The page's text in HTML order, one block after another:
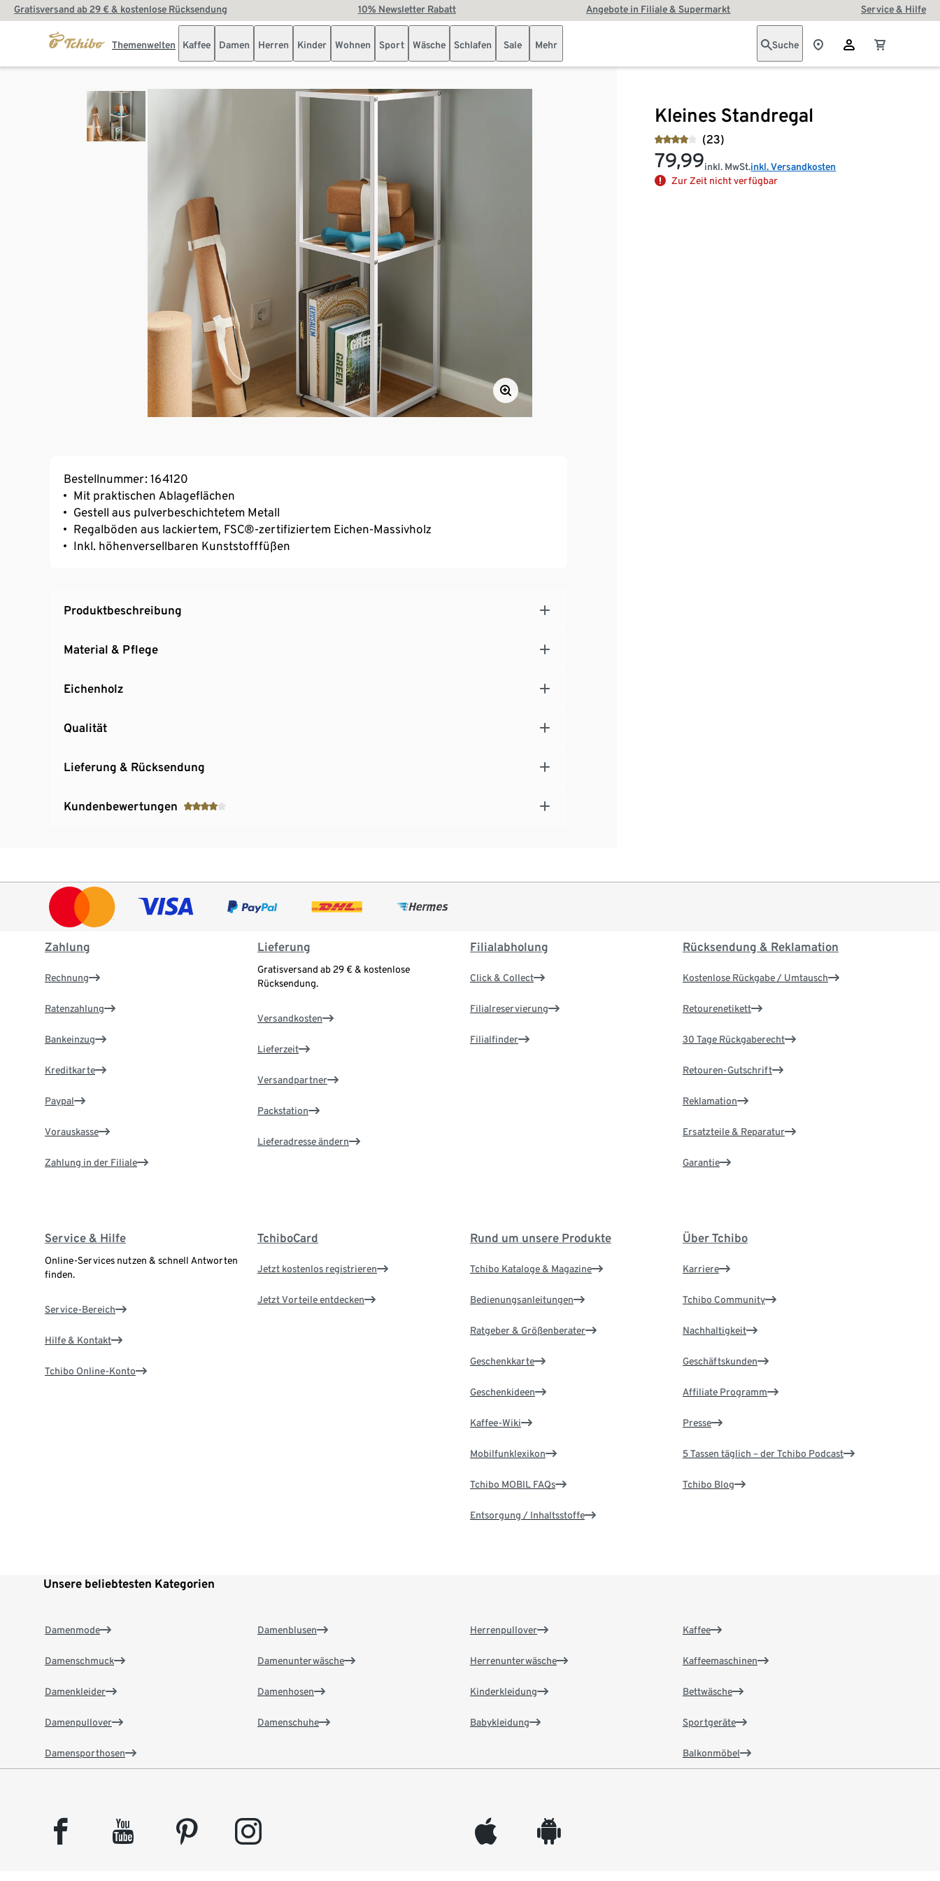
Gratisversand ab 29 € & kostenlose Rücksendung 10% Newsletter Rabatt Angebote in Filiale & Supermarkt Service & Hilfe
Themenwelten Kaffee Damen Herren Kinder Wohnen Sport Wäsche Schlafen Sale Mehr Suche
Kleines Standregal
(23)
79,99inkl. MwSt.inkl. Versandkosten
Zur Zeit nicht verfügbar
Bestellnummer: 164120
Mit praktischen Ablageflächen
Gestell aus pulverbeschichtetem Metall
Regalböden aus lackiertem, FSC®-zertifiziertem Eichen-Massivholz
Inkl. höhenversellbaren Kunststofffüßen
Produktbeschreibung
Material & Pflege
Eichenholz
Qualität
Lieferung & Rücksendung
Kundenbewertungen
Zahlung
Rechnung
Ratenzahlung
Bankeinzug
Kreditkarte
Paypal
Vorauskasse
Zahlung in der Filiale
Lieferung
Gratisversand ab 29 € & kostenlose
Rücksendung.
Versandkosten
Lieferzeit
Versandpartner
Packstation
Lieferadresse ändern
Filialabholung
Click & Collect
Filialreservierung
Filialfinder
Rücksendung & Reklamation
Kostenlose Rückgabe / Umtausch
Retourenetikett
30 Tage Rückgaberecht
Retouren-Gutschrift
Reklamation
Ersatzteile & Reparatur
Garantie
Service & Hilfe
Online-Services nutzen & schnell Antworten
finden.
Service-Bereich
Hilfe & Kontakt
Tchibo Online-Konto
TchiboCard
Jetzt kostenlos registrieren
Jetzt Vorteile entdecken
Rund um unsere Produkte
Tchibo Kataloge & Magazine
Bedienungsanleitungen
Ratgeber & Größenberater
Geschenkkarte
Geschenkideen
Kaffee-Wiki
Mobilfunklexikon
Tchibo MOBIL FAQs
Entsorgung / Inhaltsstoffe
Über Tchibo
Karriere
Tchibo Community
Nachhaltigkeit
Geschäftskunden
Affiliate Programm
Presse
5 Tassen täglich – der Tchibo Podcast
Tchibo Blog
Unsere beliebtesten Kategorien
Damenmode
Damenschmuck
Damenkleider
Damenpullover
Damensporthosen
Damenblusen
Damenunterwäsche
Damenhosen
Damenschuhe
Herrenpullover
Herrenunterwäsche
Kinderkleidung
Babykleidung
Kaffee
Kaffeemaschinen
Bettwäsche
Sportgeräte
Balkonmöbel
facebook youtube pinterest instagram appleinc android